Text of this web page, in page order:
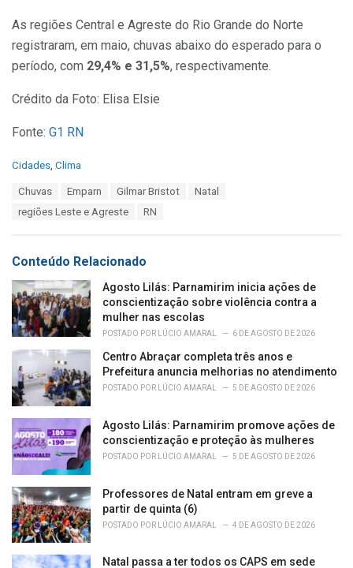
As regiões Central e Agreste do Rio Grande do Norte
registraram, em maio, chuvas abaixo do esperado para o
período, com 29,4% e 31,5%, respectivamente.
Crédito da Foto: Elisa Elsie
Fonte: G1 RN
C
i
e
s
:
Cidades Clima
Chuvas Emparn Gilmar Bristot
Natal
regiões Leste e Agreste
RN
Conteúdo Relacionado
Agosto Lilás: Parnamirim inicia ações de
conscientização sobre violência contra a
mulher nas escolas
POSTADO POR LÚCIO AMARAL 6 DE AGOSTO DE 2026
Centro Abraçar completa três anos e
Prefeitura anuncia melhorias no atendimento
POSTADO POR LÚCIO AMARAL 5 DE AGOSTO DE 2026
Agosto Lilás: Parnamirim promove ações de
conscientização e proteção às mulheres
POSTADO POR LÚCIO AMARAL 5 DE AGOSTO DE 2026
Professores de Natal entram em greve a
partir de quinta (6)
POSTADO POR LÚCIO AMARAL 4 DE AGOSTO DE 2026
Natal passa a ter todos os CAPS em sede